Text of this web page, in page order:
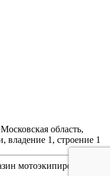
область,
1, строение 1
мотоэкипировки